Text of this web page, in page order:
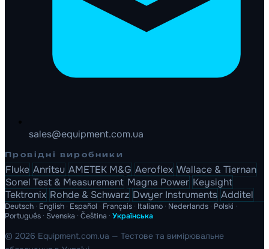
sales@equipment.com.ua
Провідні виробники
Fluke Anritsu AMETEK M&G Aeroflex Wallace & Tiernan
Sonel Test & Measurement Magna Power Keysight
Tektronix Rohde & Schwarz Dwyer Instruments Additel
Deutsch · English · Español · Français · Italiano · Nederlands · Polski ·
Português · Svenska · Čeština · Українська
© 2026 Equipment.com.ua — Тестове та вимірювальне